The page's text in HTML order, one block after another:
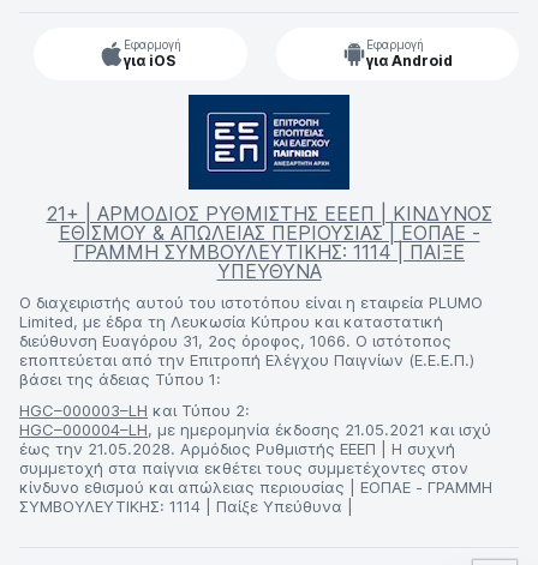
Εφαρμογή
για iOS
Εφαρμογή
για Android
21+ | ΑΡΜΟΔΙΟΣ ΡΥΘΜΙΣΤΗΣ ΕΕΕΠ | ΚΙΝΔΥΝΟΣ
ΕΘΙΣΜΟΥ & ΑΠΩΛΕΙΑΣ ΠΕΡΙΟΥΣΙΑΣ | ΕΟΠΑΕ -
ΓΡΑΜΜΗ ΣΥΜΒΟΥΛΕΥΤΙΚΗΣ: 1114 | ΠΑΙΞΕ
ΥΠΕΥΘΥΝΑ
Ο διαχειριστής αυτού του ιστοτόπου είναι η εταιρεία PLUMO
Limited, με έδρα τη Λευκωσία Κύπρου και καταστατική
διεύθυνση Ευαγόρου 31, 2ος όροφος, 1066. Ο ιστότοπος
εποπτεύεται από την Επιτροπή Ελέγχου Παιγνίων (Ε.Ε.Ε.Π.)
βάσει της άδειας Τύπου 1:
HGC–000003–LH και Τύπου 2:
HGC–000004–LH, με ημερομηνία έκδοσης 21.05.2021 και ισχύ
έως την 21.05.2028. Αρμόδιος Ρυθμιστής ΕΕΕΠ | Η συχνή
συμμετοχή στα παίγνια εκθέτει τους συμμετέχοντες στον
κίνδυνο εθισμού και απώλειας περιουσίας | ΕΟΠΑΕ - ΓΡΑΜΜΗ
ΣΥΜΒΟΥΛΕΥΤΙΚΗΣ: 1114 | Παίξε Υπεύθυνα |